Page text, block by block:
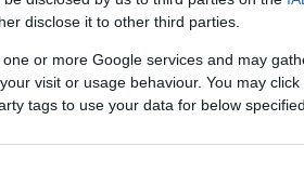
disclose it to other third parties.
or more Google services and may
visit or usage behaviour. You may
tags to use your data for below
Αίγινα και από γειτονικά
μεταξύ άλλων, τα ακόλουθα:
συμπολίτες μας